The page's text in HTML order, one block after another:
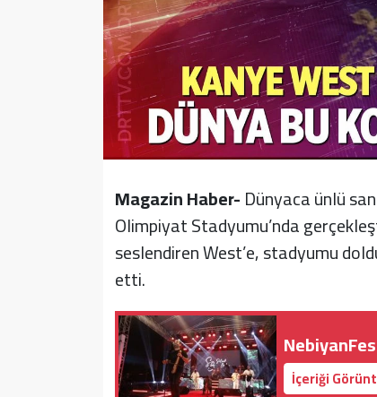
Magazin Haber-Dünyaca ünlü
Olimpiyat Stadyumu’nda
seslendiren West’e, stadyumu
etti.
İçeriği
Resmi Reklam